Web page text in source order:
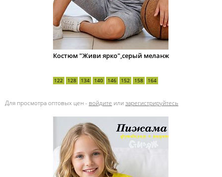
Костюм "Живи ярко",серый меланж
122 128 134 140 146 152 158 164
Для просмотра оптовых цен - войдите или зарегистрируйтесь